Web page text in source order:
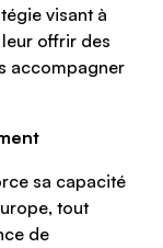
visant à
offrir des
accompagner
sa capacité
tout
de